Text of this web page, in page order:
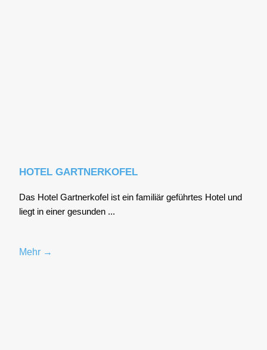
HOTEL GARTNERKOFEL
Das Hotel Gart­ner­ko­fel ist ein fami­li­är geführ­tes Hotel und
liegt in einer gesun­den ...
Mehr →